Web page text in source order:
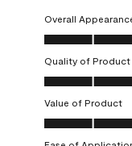
Overall
Overall
Quality of Product
Quality of
Value of Product
Value of Product,